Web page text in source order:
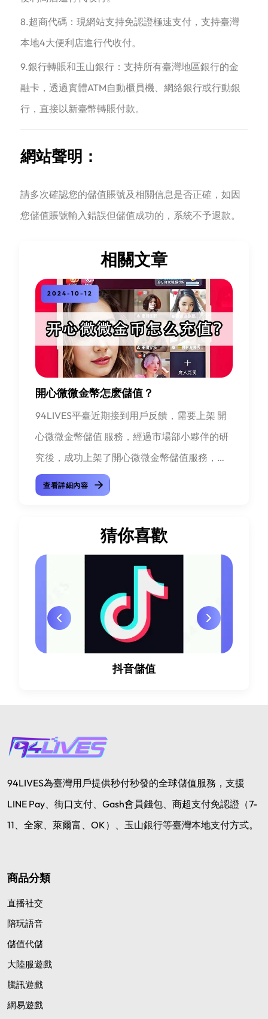
8.超商代碼：現網站支持免認證極速支付，支持臺灣
本地4大便利店進行代收付。
9.銀行轉賬和玉山銀行：支持所有臺灣地區銀行的金
融卡，透過實體ATM自動櫃員機、網絡銀行或行動銀
行，直接以新臺幣轉賬付款。
網站聲明：
請多次確認您的儲值賬號及相關信息是否正確，如因
您儲值賬號輸入錯誤但儲值成功的，系統不予退款。
相關文章
2024-10-12
開心微微金幣怎麽儲值？
94LIVES平臺近期接到用戶反饋，需要上架 開
心微微金幣儲值 服務，經過市場部小夥伴的研
究後，成功上架了開心微微金幣儲值服務，目
前開心微微金幣儲值服務為自動儲值，僅需用
戶提...
查看詳細內容
猜你喜歡
抖音儲值
94LIVES為臺灣用戶提供秒付秒發的全球儲值服務，支援
LINE Pay、街口支付、Gash會員錢包、商超支付免認證（7-
11、全家、萊爾富、OK）、玉山銀行等臺灣本地支付方式。
商品分類
直播社交
陪玩語音
儲值代儲
大陸服遊戲
騰訊遊戲
網易遊戲